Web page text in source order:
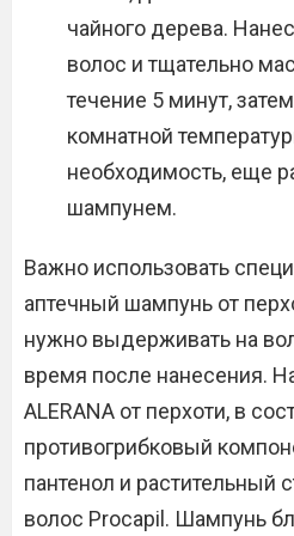
чайного дерева.
волос и тщательно
течение 5 минут,
комнатной
необходимость, еще
шампунем.
Важно использовать
аптечный шампунь от
нужно выдерживать на
время после нанесения.
ALERANA от перхоти, в
противогрибковый
пантенол и растительный
волос Procapil. Шампунь